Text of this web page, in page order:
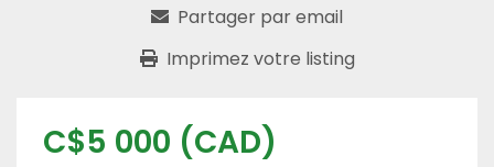
Partager par email
Imprimez votre listing
C$5 000 (CAD)